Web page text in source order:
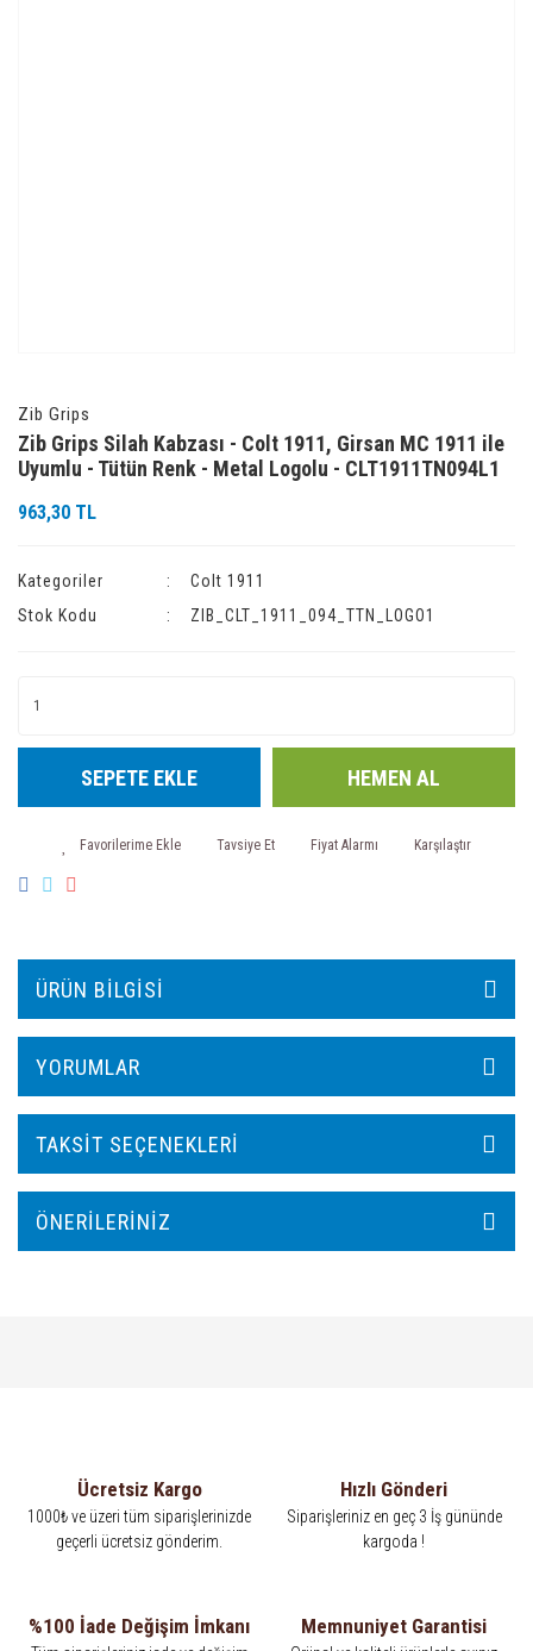
Zib Grips
Zib Grips Silah Kabzası - Colt 1911, Girsan MC 1911 ile
Uyumlu - Tütün Renk - Metal Logolu - CLT1911TN094L1
963,30 TL
Kategoriler
Colt 1911
Stok Kodu
ZIB_CLT_1911_094_TTN_LOGO1
SEPETE EKLE HEMEN AL
Tavsiye Et Fiyat Alarmı Karşılaştır
ÜRÜN BILGISI
YORUMLAR
TAKSIT SEÇENEKLERI
ÖNERILERINIZ
Ücretsiz Kargo
1000₺ ve üzeri tüm siparişlerinizde
geçerli ücretsiz gönderim.
Hızlı Gönderi
Siparişleriniz en geç 3 İş gününde
kargoda !
%100 İade Değişim İmkanı Memnuniyet Garantisi